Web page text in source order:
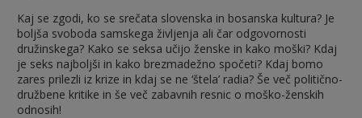
Kaj se zgodi, ko se srečata slovenska in bosanska kultura? Je
boljša svoboda samskega življenja ali čar odgovornosti
družinskega? Kako se seksa učijo ženske in kako moški? Kdaj
je seks najboljši in kako brezmadežno spočeti? Kdaj bomo
zares prilezli iz krize in kdaj se ne ‘štela’ radia? Še več politično-
družbene kritike in še več zabavnih resnic o moško-ženskih
odnosih!